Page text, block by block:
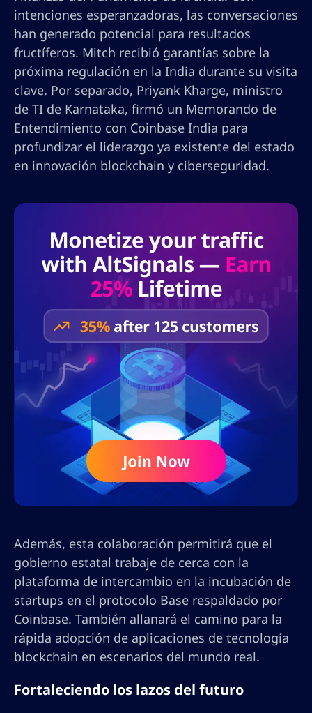
intenciones esperanzadoras, las conversaciones
han generado potencial para resultados
fructíferos. Mitch recibió garantías sobre la
próxima regulación en la India durante su visita
clave. Por separado, Priyank Kharge, ministro
de TI de Karnataka, firmó un Memorando de
Entendimiento con Coinbase India para
profundizar el liderazgo ya existente del estado
en innovación blockchain y ciberseguridad.
Además, esta colaboración permitirá que el
gobierno estatal trabaje de cerca con la
plataforma de intercambio en la incubación de
startups en el protocolo Base respaldado por
Coinbase. También allanará el camino para la
rápida adopción de aplicaciones de tecnología
blockchain en escenarios del mundo real.
Fortaleciendo los lazos del futuro